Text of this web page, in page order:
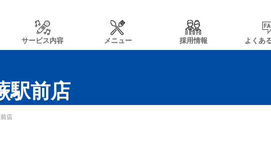
サービス内容 メニュー 採用情報 よくあ
駅前店
店